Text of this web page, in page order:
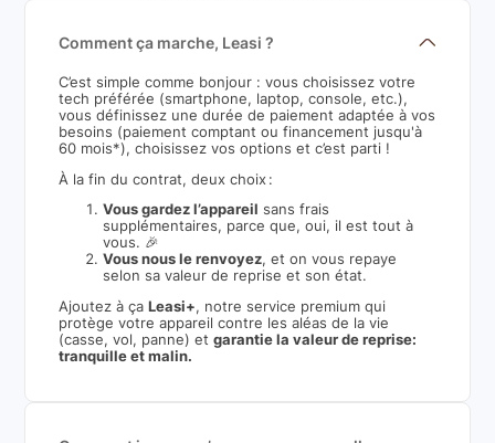
Comment ça marche, Leasi ?
C’est simple comme bonjour : vous choisissez votre
tech préférée (smartphone, laptop, console, etc.),
vous définissez une durée de paiement adaptée à vos
besoins (paiement comptant ou financement jusqu'à
60 mois*), choisissez vos options et c’est parti !
À la fin du contrat, deux choix :
Vous gardez l’appareil sans frais
supplémentaires, parce que, oui, il est tout à
vous. 🎉
Vous nous le renvoyez, et on vous repaye
selon sa valeur de reprise et son état.
Ajoutez à ça Leasi+, notre service premium qui
protège votre appareil contre les aléas de la vie
(casse, vol, panne) etgarantie la valeur de reprise:
tranquille et malin.